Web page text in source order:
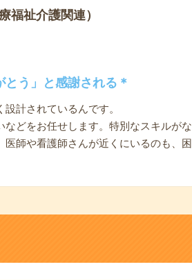
祉介護関連）
う」と感謝される＊
計されているんです。
どをお任せします。特別なスキルがな
師や看護師さんが近くにいるのも、困